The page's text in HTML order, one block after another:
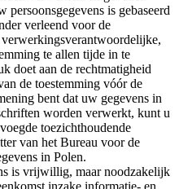
is gebaseerd
verleend voor de
te allen tijde in te
doet aan de rechtmatigheid
de toestemming vóór de
bent dat uw gegevens in
worden verwerkt, kunt u
toezichthoudende
van het Bureau voor de
in Polen.
is vrijwillig, maar noodzakelijk
inzake informatie- en